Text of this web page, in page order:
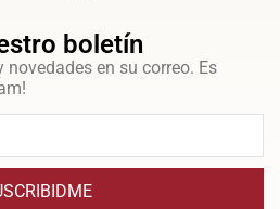
boletín
en su correo. Es